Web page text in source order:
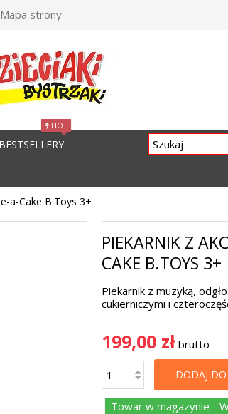
Mapa strony
BESTSELLERY
HOT
a-Cake B.Toys 3+
PIEKARNIK Z
CAKE B.TOYS 3+
Piekarnik z muzyką,
cukierniczymi i
199,00 zł brutto
DODAJ
Towar w magazynie -